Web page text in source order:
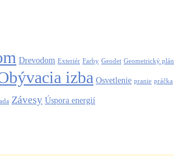
Drevodom Exteriér Farby Geodet Geometrický plán
izba Osvetlenie pranie práčka
Závesy Úspora energií